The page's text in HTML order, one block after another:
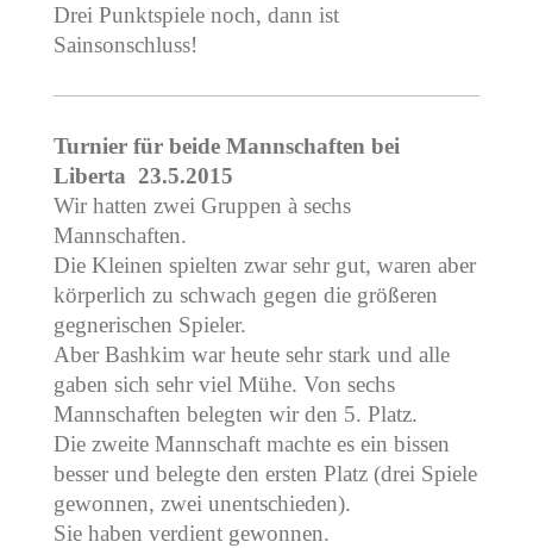
Drei Punktspiele noch, dann ist
Sainsonschluss!
Turnier für beide Mannschaften bei
Liberta 23.5.2015
Wir hatten zwei Gruppen à sechs
Mannschaften.
Die Kleinen spielten zwar sehr gut, waren aber
körperlich zu schwach gegen die größeren
gegnerischen Spieler.
Aber Bashkim war heute sehr stark und alle
gaben sich sehr viel Mühe. Von sechs
Mannschaften belegten wir den 5. Platz.
Die zweite Mannschaft machte es ein bissen
besser und belegte den ersten Platz (drei Spiele
gewonnen, zwei unentschieden).
Sie haben verdient gewonnen.